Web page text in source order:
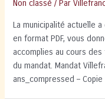
Non classé / Par
La municipalité actuelle
en format PDF, vous
accomplies au cours
du mandat. Mandat
ans_compressed – Copie